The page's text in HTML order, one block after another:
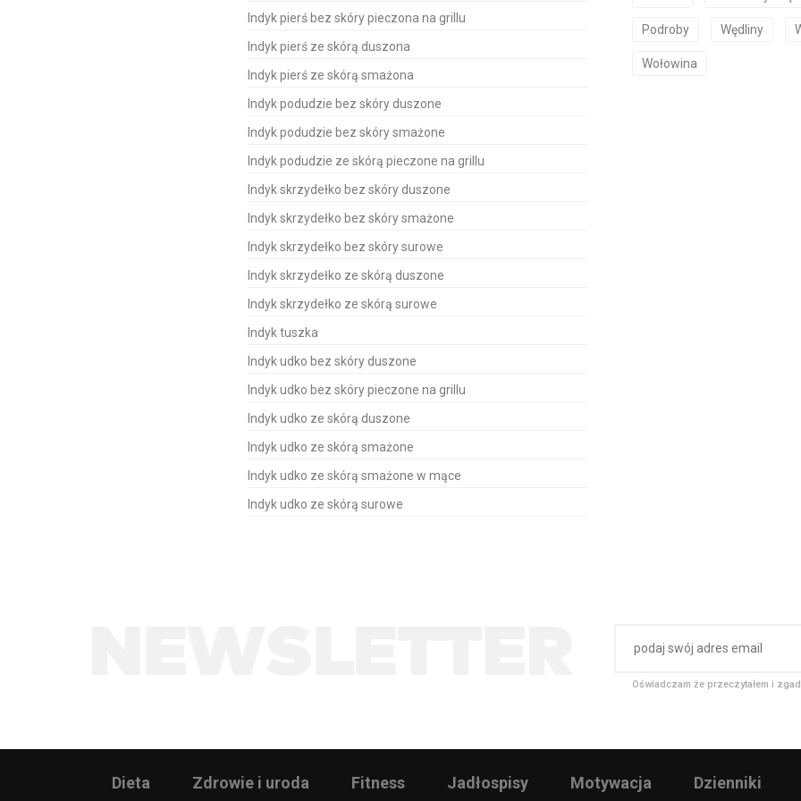
Indyk pierś bez skóry pieczona na grillu
Indyk pierś ze skórą duszona
Indyk pierś ze skórą smażona
Indyk podudzie bez skóry duszone
Indyk podudzie bez skóry smażone
Indyk podudzie ze skórą pieczone na grillu
Indyk skrzydełko bez skóry duszone
Indyk skrzydełko bez skóry smażone
Indyk skrzydełko bez skóry surowe
Indyk skrzydełko ze skórą duszone
Indyk skrzydełko ze skórą surowe
Indyk tuszka
Indyk udko bez skóry duszone
Indyk udko bez skóry pieczone na grillu
Indyk udko ze skórą duszone
Indyk udko ze skórą smażone
Indyk udko ze skórą smażone w mące
Indyk udko ze skórą surowe
Podroby Wędliny
Wołowina
Oświadczam że przeczytałem i
Dieta Zdrowie i uroda Fitness Jadłospisy Motywacja Dzienniki